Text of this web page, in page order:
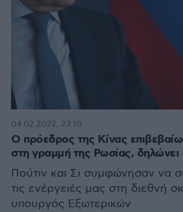
Ο πρόεδρος της Κίνας
στη γραμμή της Ρωσίας,
Πούτιν και Σι συμφώνησαν να
τις ενέργειές μας στη διεθνή
υπουργός Εξωτερικών
04.02.2022, 23:10